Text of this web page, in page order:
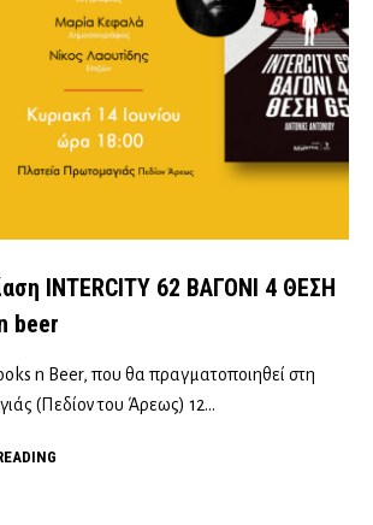
INTERCITY 62 ΒΑΓΟΝΙ 4 ΘΕΣΗ
beer
n Beer, που θα πραγματοποιηθεί στη
(Πεδίον του Άρεως) 12…